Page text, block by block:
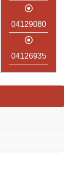
04129080
04126935